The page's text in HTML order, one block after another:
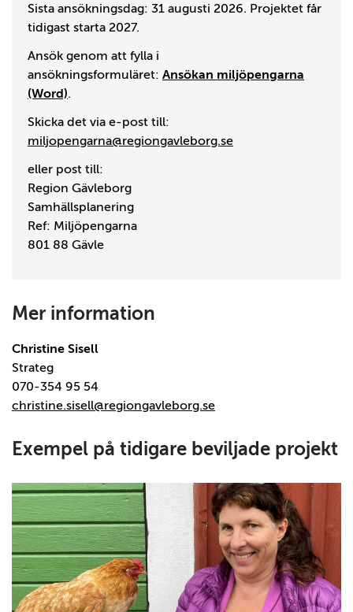
Sista ansökningsdag: 31 augusti 2026. Projektet får
tidigast starta 2027.
Ansök genom att fylla i
ansökningsformuläret: Ansökan miljöpengarna
(Word).
Skicka det via e-post till:
miljopengarna@regiongavleborg.se
eller post till:
Region Gävleborg
Samhällsplanering
Ref: Miljöpengarna
801 88 Gävle
Mer information
Christine Sisell
Strateg
070-354 95 54
christine.sisell@regiongavleborg.se
Exempel på tidigare beviljade projekt